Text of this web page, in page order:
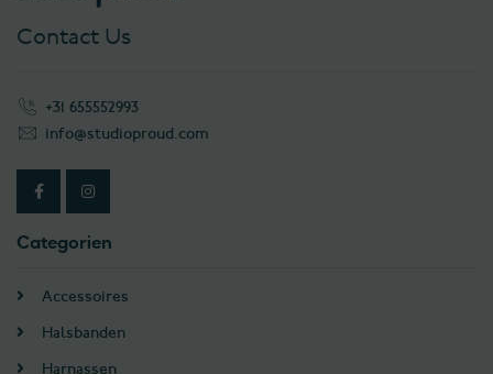
Contact Us
+31 655552993
info@studioproud.com
Categorien
Accessoires
Halsbanden
Harnassen